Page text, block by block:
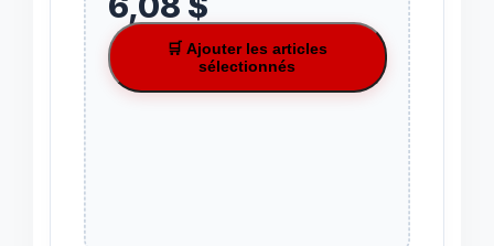
🛒 Ajouter les articles
sélectionnés